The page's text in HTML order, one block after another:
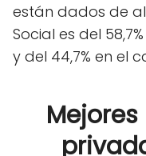
están dados de
Social es del
y del 44,7% en el